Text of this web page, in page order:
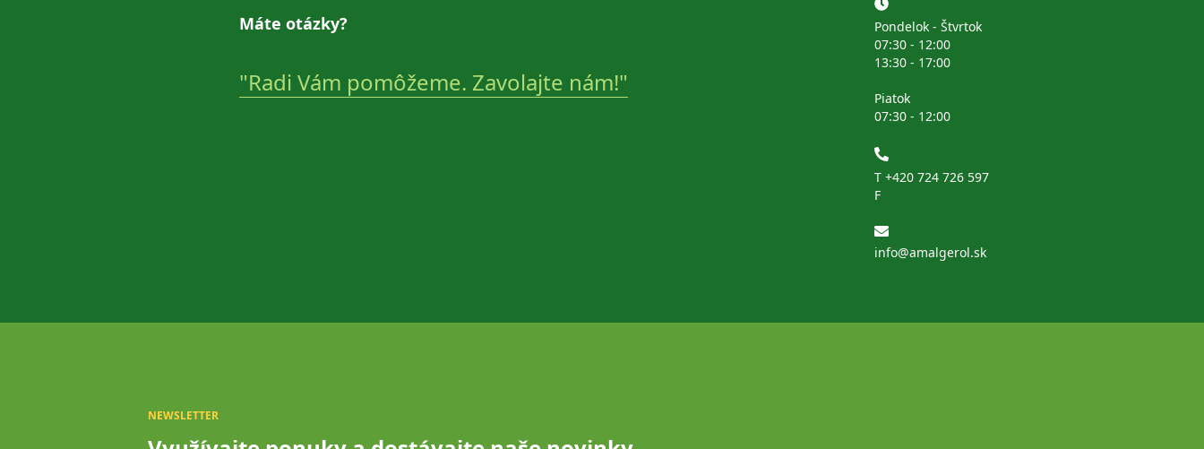
Máte otázky?
"Radi Vám pomôžeme. Zavolajte nám!"
Pondelok - Štvrtok
07:30 - 12:00
13:30 - 17:00
Piatok
07:30 - 12:00
T +420 724 726 597
F
info@amalgerol.sk
NEWSLETTER